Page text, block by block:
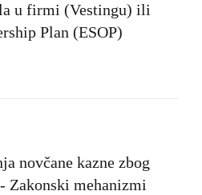
u firmi (Vestingu) ili
Plan (ESOP)
novčane kazne zbog
Zakonski mehanizmi